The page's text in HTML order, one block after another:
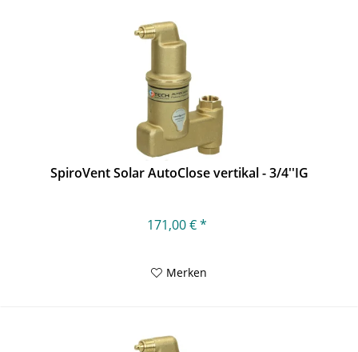
SpiroVent Solar AutoClose vertikal - 3/4''IG
171,00 € *
Merken